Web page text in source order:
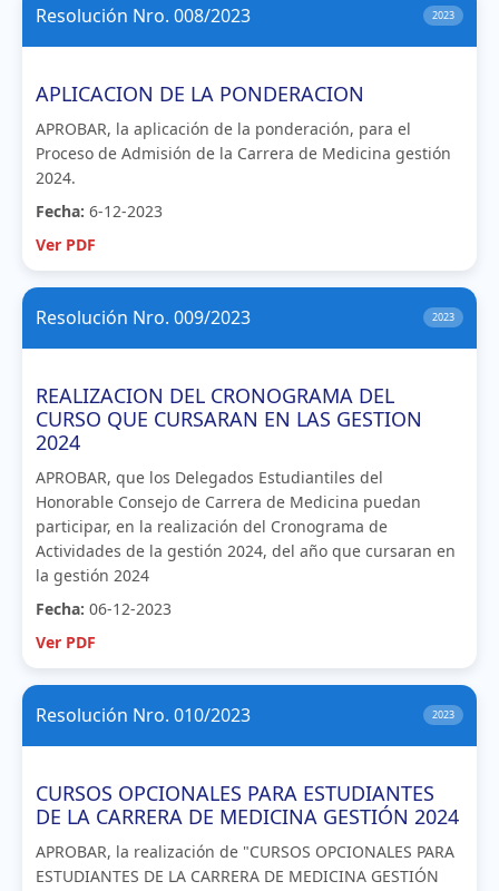
Resolución Nro. 008/2023 2023
APLICACION DE LA PONDERACION
APROBAR, la aplicación de la ponderación, para el
Proceso de Admisión de la Carrera de Medicina gestión
2024.
Fecha: 6-12-2023
Ver PDF
Resolución Nro. 009/2023 2023
REALIZACION DEL CRONOGRAMA DEL
CURSO QUE CURSARAN EN LAS GESTION
2024
APROBAR, que los Delegados Estudiantiles del
Honorable Consejo de Carrera de Medicina puedan
participar, en la realización del Cronograma de
Actividades de la gestión 2024, del año que cursaran en
la gestión 2024
Fecha: 06-12-2023
Ver PDF
Resolución Nro. 010/2023 2023
CURSOS OPCIONALES PARA ESTUDIANTES
DE LA CARRERA DE MEDICINA GESTIÓN 2024
APROBAR, la realización de "CURSOS OPCIONALES PARA
ESTUDIANTES DE LA CARRERA DE MEDICINA GESTIÓN